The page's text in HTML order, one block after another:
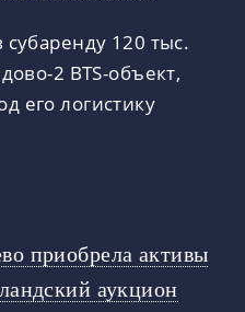
120 тыс.
2 BTS-объект,
его логистику
приобрела активы
аукцион